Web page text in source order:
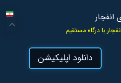
انفجار
با درگاه مستقیم
دانلود اپلیکیشن